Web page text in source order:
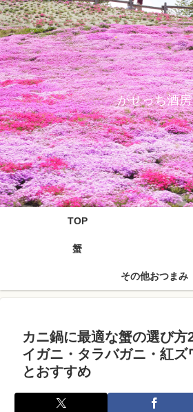
がせっち酒房
TOP
蟹
その他おつまみ
カニ鍋に最適な蟹の選び方
イガニ・タラバガニ・紅ズ
とおすすめ